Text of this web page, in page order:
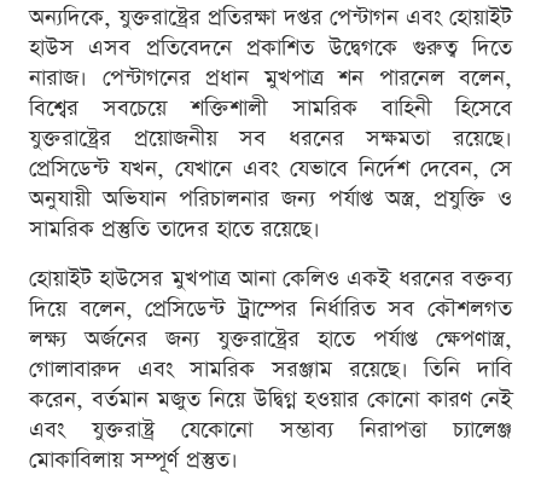
অন্যদিকে, যুক্তরাষ্ট্রের প্রতিরক্ষা দপ্তর পেন্টাগন এবং হোয়াইট
হাউস এসব প্রতিবেদনে প্রকাশিত উদ্বেগকে গুরুত্ব দিতে
নারাজ। পেন্টাগনের প্রধান মুখপাত্র শন পারনেল বলেন,
বিশ্বের সবচেয়ে শক্তিশালী সামরিক বাহিনী হিসেবে
যুক্তরাষ্ট্রের প্রয়োজনীয় সব ধরনের সক্ষমতা রয়েছে।
প্রেসিডেন্ট যখন, যেখানে এবং যেভাবে নির্দেশ দেবেন, সে
অনুযায়ী অভিযান পরিচালনার জন্য পর্যাপ্ত অস্ত্র, প্রযুক্তি ও
সামরিক প্রস্তুতি তাদের হাতে রয়েছে।
হোয়াইট হাউসের মুখপাত্র আনা কেলিও একই ধরনের বক্তব্য
দিয়ে বলেন, প্রেসিডেন্ট ট্রাম্পের নির্ধারিত সব কৌশলগত
লক্ষ্য অর্জনের জন্য যুক্তরাষ্ট্রের হাতে পর্যাপ্ত ক্ষেপণাস্ত্র,
গোলাবারুদ এবং সামরিক সরঞ্জাম রয়েছে। তিনি দাবি
করেন, বর্তমান মজুত নিয়ে উদ্বিগ্ন হওয়ার কোনো কারণ নেই
এবং যুক্তরাষ্ট্র যেকোনো সম্ভাব্য নিরাপত্তা চ্যালেঞ্জ
মোকাবিলায় সম্পূর্ণ প্রস্তুত।